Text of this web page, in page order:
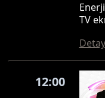
TV
12:00